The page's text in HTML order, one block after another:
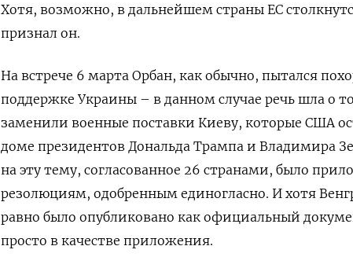
Хотя, возможно, в дальнейшем страны ЕС
признал он.
На встрече 6 марта Орбан, как обычно, пытался
поддержке Украины – в данном случае речь шла о
заменили военные поставки Киеву, которые США
доме президентов Дональда Трампа и Владимира
на эту тему, согласованное 26 странами, было
резолюциям, одобренным единогласно. И хотя
равно было опубликовано как официальный
просто в качестве приложения.